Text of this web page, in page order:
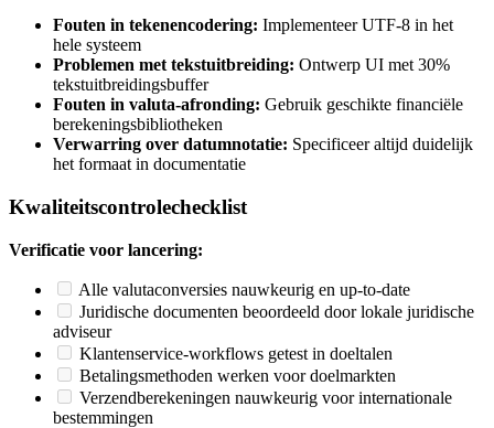
Fouten in tekenencodering: Implementeer UTF-8 in het
hele systeem
Problemen met tekstuitbreiding: Ontwerp UI met 30%
tekstuitbreidingsbuffer
Fouten in valuta-afronding: Gebruik geschikte financiële
berekeningsbibliotheken
Verwarring over datumnotatie: Specificeer altijd duidelijk
het formaat in documentatie
Kwaliteitscontrolechecklist
Verificatie voor lancering:
Alle valutaconversies nauwkeurig en up-to-date
Juridische documenten beoordeeld door lokale juridische
adviseur
Klantenservice-workflows getest in doeltalen
Betalingsmethoden werken voor doelmarkten
Verzendberekeningen nauwkeurig voor internationale
bestemmingen